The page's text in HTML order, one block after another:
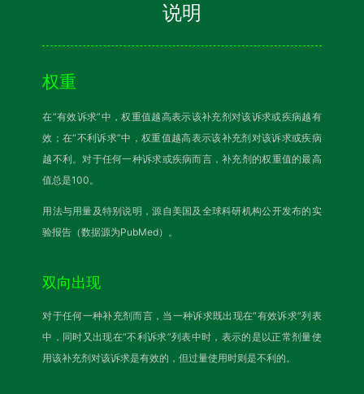
说明
权重
在“有效诉求”中，权重值越高表示该补充剂对该诉求或疾病越有
效；在“不利诉求”中，权重值越高表示该补充剂对该诉求或疾病
越不利。对于任何一种诉求或疾病而言，补充剂的权重值的最高
值总是100。
用法与用量及特别说明，源自美国及全球科研机构公开发布的实
验报告（数据源为PubMed）。
双向出现
对于任何一种补充剂而言，当一种诉求既出现在“有效诉求”列表
中，同时又出现在“不利诉求”列表中时，表示的是以正常剂量使
用该补充剂对该诉求是有效的，但过量使用时则是不利的。